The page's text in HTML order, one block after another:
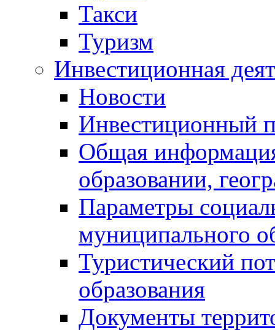
Такси
Туризм
Инвестиционная
Новости
Инвестиционный
Общая
образовании,
Параметры
муниципального
Туристический
образования
Документы